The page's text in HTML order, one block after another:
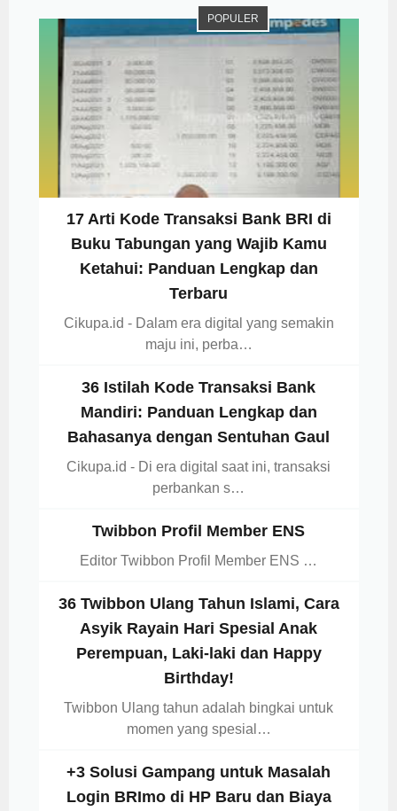
POPULER
17 Arti Kode Transaksi Bank BRI di
Buku Tabungan yang Wajib Kamu
Ketahui: Panduan Lengkap dan
Terbaru
Cikupa.id - Dalam era digital yang semakin
maju ini, perba…
36 Istilah Kode Transaksi Bank
Mandiri: Panduan Lengkap dan
Bahasanya dengan Sentuhan Gaul
Cikupa.id - Di era digital saat ini, transaksi
perbankan s…
Twibbon Profil Member ENS
Editor Twibbon Profil Member ENS …
36 Twibbon Ulang Tahun Islami, Cara
Asyik Rayain Hari Spesial Anak
Perempuan, Laki-laki dan Happy
Birthday!
Twibbon Ulang tahun adalah bingkai untuk
momen yang spesial…
+3 Solusi Gampang untuk Masalah
Login BRImo di HP Baru dan Biaya